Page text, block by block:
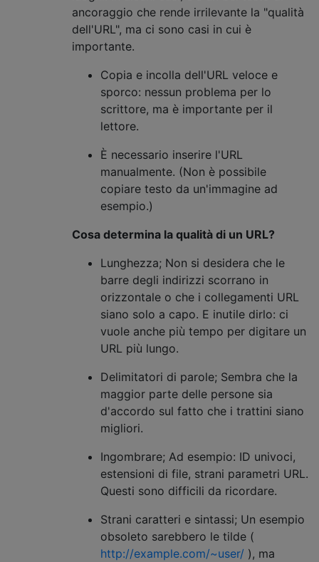
ancoraggio che rende irrilevante la "qualità
dell'URL", ma ci sono casi in cui è
importante.
Copia e incolla dell'URL veloce e
sporco: nessun problema per lo
scrittore, ma è importante per il
lettore.
È necessario inserire l'URL
manualmente. (Non è possibile
copiare testo da un'immagine ad
esempio.)
Cosa determina la qualità di un URL?
Lunghezza; Non si desidera che le
barre degli indirizzi scorrano in
orizzontale o che i collegamenti URL
siano solo a capo. E inutile dirlo: ci
vuole anche più tempo per digitare un
URL più lungo.
Delimitatori di parole; Sembra che la
maggior parte delle persone sia
d'accordo sul fatto che i trattini siano
migliori.
Ingombrare; Ad esempio: ID univoci,
estensioni di file, strani parametri URL.
Questi sono difficili da ricordare.
Strani caratteri e sintassi; Un esempio
obsoleto sarebbero le tilde (
http://example.com/~user/ ), ma